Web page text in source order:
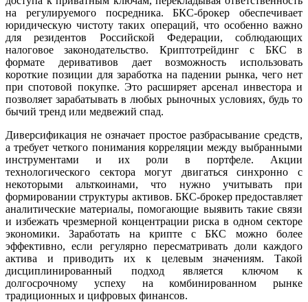
на регулируемого посредника. БКС-брокер обеспечивает
юридическую чистоту таких операций, что особенно важно
для резидентов Российской Федерации, соблюдающих
налоговое законодательство. Криптотрейдинг с БКС в
формате деривативов дает возможность использовать
короткие позиции для заработка на падении рынка, чего нет
при спотовой покупке. Это расширяет арсенал инвестора и
позволяет зарабатывать в любых рыночных условиях, будь то
бычий тренд или медвежий спад.
Диверсификация не означает простое разбрасывание средств,
а требует четкого понимания корреляции между выбранными
инструментами и их роли в портфеле. Акции
технологического сектора могут двигаться синхронно с
некоторыми альткоинами, что нужно учитывать при
формировании структуры активов. БКС-брокер предоставляет
аналитические материалы, помогающие выявить такие связи
и избежать чрезмерной концентрации риска в одном секторе
экономики. Заработать на крипте с БКС можно более
эффективно, если регулярно пересматривать доли каждого
актива и приводить их к целевым значениям. Такой
дисциплинированный подход является ключом к
долгосрочному успеху на комбинированном рынке
традиционных и цифровых финансов.